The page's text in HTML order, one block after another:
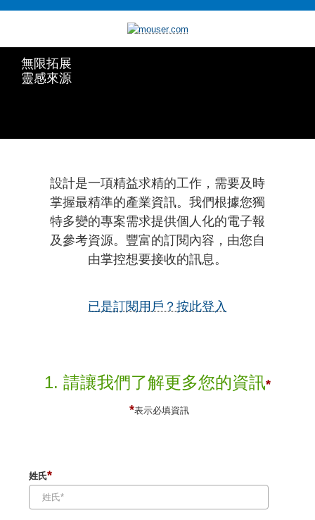
無限拓展
靈感來源
設計是一項精益求精的工作，需要及時
掌握最精準的產業資訊。我們根據您獨
特多變的專案需求提供個人化的電子報
及參考資源。豐富的訂閱內容，由您自
由掌控想要接收的訊息。
已是訂閱用戶？按此登入
1. 請讓我們了解更多您的資訊*
*表示必填資訊
姓氏*